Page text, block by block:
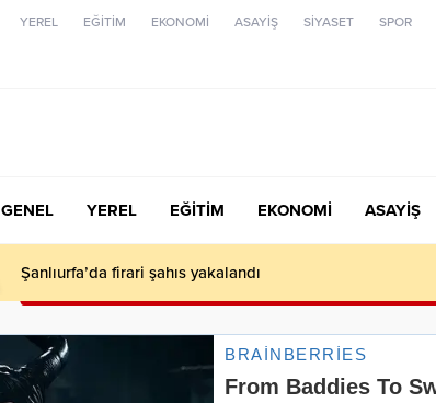
YEREL EĞİTİM EKONOMİ ASAYİŞ SİYASET SPOR
GENEL YEREL EĞİTİM EKONOMİ ASAYİŞ
Şanlıurfa’da firari şahıs yakalandı